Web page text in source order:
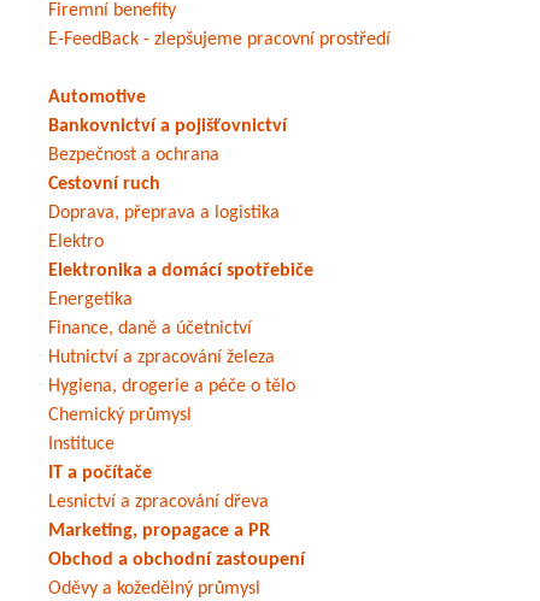
Firemní benefity
E-FeedBack - zlepšujeme pracovní prostředí
Automotive
Bankovnictví a pojišťovnictví
Bezpečnost a ochrana
Cestovní ruch
Doprava, přeprava a logistika
Elektro
Elektronika a domácí spotřebiče
Energetika
Finance, daně a účetnictví
Hutnictví a zpracování železa
Hygiena, drogerie a péče o tělo
Chemický průmysl
Instituce
IT a počítače
Lesnictví a zpracování dřeva
Marketing, propagace a PR
Obchod a obchodní zastoupení
Oděvy a kožedělný průmysl